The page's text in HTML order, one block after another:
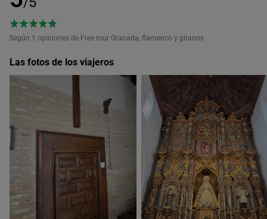
Según 1 opiniones de Free tour Granada, flamenco y gitanos
Las fotos de los viajeros